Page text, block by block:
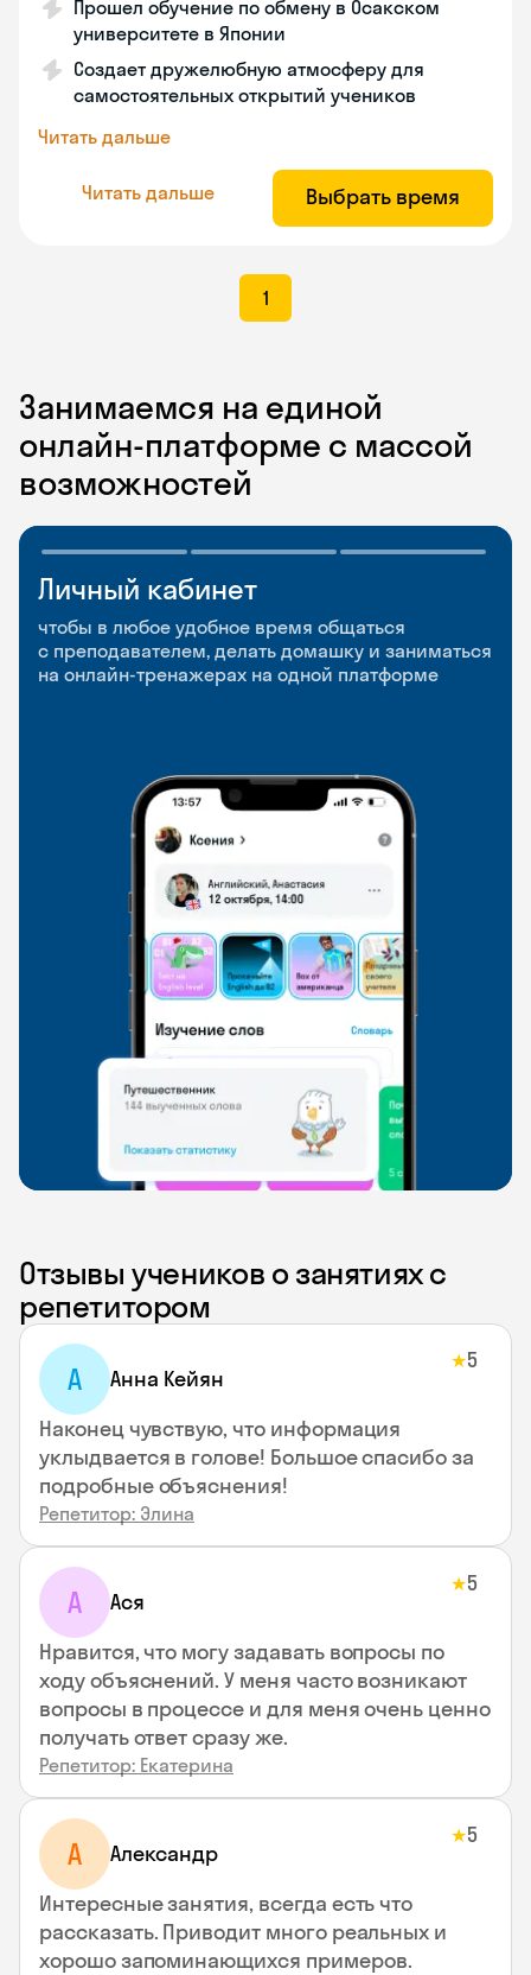
Прошел обучение по обмену в Осакском
университете в Японии
Создает дружелюбную атмосферу для
самостоятельных открытий учеников
Читать дальше
Читать дальше Выбрать время
1
Занимаемся на единой
онлайн-платформе с массой
возможностей
Личный кабинет
чтобы в любое удобное время общаться
с преподавателем, делать домашку и заниматься
на онлайн-тренажерах на одной платформе
Мобильное
приложение
чтобы заниматься и изучать новые слова где
и когда удобно
Разговорные клубы
и Talks
Групповые занятия для разговорной практики
и индивидуальные встречи с преподавателями
Отзывы учеников о занятиях с
репетитором
А Анна Кейян
★5
Наконец чувствую, что информация
уклыдвается в голове! Большое спасибо за
подробные объяснения!
Репетитор: Элина
А Ася
★5
Нравится, что могу задавать вопросы по
ходу объяснений. У меня часто возникают
вопросы в процессе и для меня очень ценно
получать ответ сразу же.
Репетитор: Екатерина
А Александр
★5
Интересные занятия, всегда есть что
рассказать. Приводит много реальных и
хорошо запоминающихся примеров.